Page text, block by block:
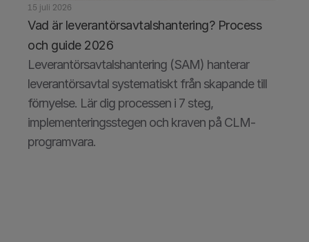
15 juli 2026
Vad är leverantörsavtalshantering? Process
och guide 2026
Leverantörsavtalshantering (SAM) hanterar
leverantörsavtal systematiskt från skapande till
förnyelse. Lär dig processen i 7 steg,
implementeringsstegen och kraven på CLM-
programvara.